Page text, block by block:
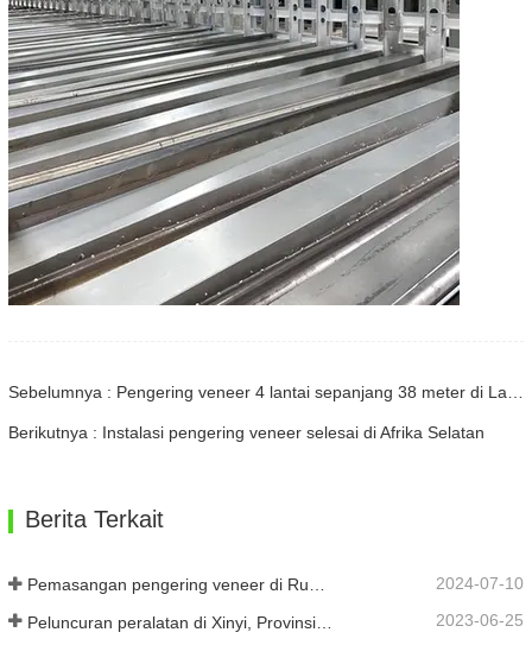
Berikutnya : Instalasi pengering veneer selesai di Afrika Selatan
Berita Terkait
Pemasangan pengering veneer di Rumania telah selesai. 2024-07-10
2023-06-25